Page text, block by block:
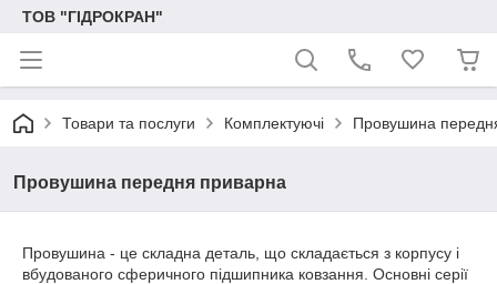
ТОВ "ГІДРОКРАН"
Товари та послуги Комплектуючі Провушина
Провушина передня приварна
Провушина - це складна деталь, що складається з корпусу і
вбудованого сферичного підшипника ковзання. Основні серії